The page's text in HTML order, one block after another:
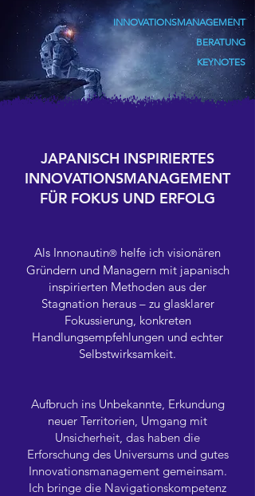
INNOVATIONSMANAGEMENT
BERATUNG
KEYNOTES
JAPANISCH INSPIRIERTES
INNOVATIONSMANAGEMENT
FÜR FOKUS UND ERFOLG
Als Innonautin® helfe ich visionären
Gründern und Managern mit japanisch
inspirierten Methoden aus der
Stagnation heraus – zu glasklarer
Fokussierung, konkreten
Handlungsempfehlungen und echter
Selbstwirksamkeit.
Aufbruch ins Unbekannte, Erkundung
neuer Territorien, Umgang mit
Unsicherheit, das haben die
Erforschung des Universums und gutes
Innovationsmanagement gemeinsam.
Ich bringe die Navigationskompetenz